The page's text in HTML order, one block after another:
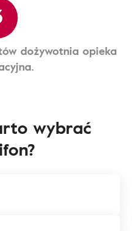
dożywotnia opieka
wybrać